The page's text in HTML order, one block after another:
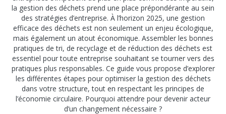
la gestion des déchets prend une place prépondérante au sein
des stratégies d’entreprise. À l’horizon 2025, une gestion
efficace des déchets est non seulement un enjeu écologique,
mais également un atout économique. Assembler les bonnes
pratiques de tri, de recyclage et de réduction des déchets est
essentiel pour toute entreprise souhaitant se tourner vers des
pratiques plus responsables. Ce guide vous propose d’explorer
les différentes étapes pour optimiser la gestion des déchets
dans votre structure, tout en respectant les principes de
l’économie circulaire. Pourquoi attendre pour devenir acteur
d’un changement nécessaire ?